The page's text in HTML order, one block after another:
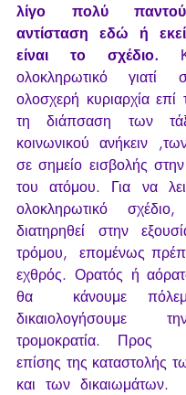
λίγο πολύ παντού
αντίσταση εδώ ή
είναι το σχέδιο.
ολοκληρωτικό γιατί
ολοσχερή κυριαρχία
τη διάπσαση των
κοινωνικού ανήκειν
σε σημείο εισβολής
του ατόμου. Για να
ολοκληρωτικό
διατηρηθεί στην
τρόμου,  επομένως
εχθρός. Ορατός ή
θα  κάνουμε
δικαιολογήσουμε
τρομοκρατία. Προς
επίσης της καταστολής
και των δικαιωμάτων.